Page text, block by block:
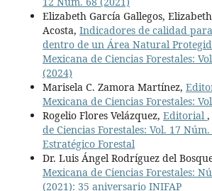
Elizabeth García Gallegos,
Acosta, Indicadores de calidad
dentro de un Área Natural
Mexicana de Ciencias Forestales:
(2024)
Marisela C. Zamora Martínez,
Mexicana de Ciencias Forestales:
Rogelio Flores Velázquez, Editorial ,
de Ciencias Forestales: Vol. 17
Estratégico Forestal
Dr. Luis Ángel Rodríguez del
Mexicana de Ciencias Forestales:
(2021): 35 aniversario INIFAP